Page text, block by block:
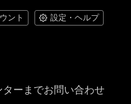
ント 設定・ヘルプ
ーまでお問い合わせ